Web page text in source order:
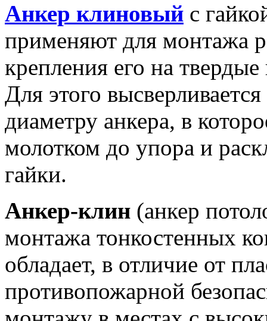
Анкер клиновый с
применяют для монтажа
крепления его на
Для этого
диаметру анкера, в
молотком до упора и
гайки.
Анкер-клин (анкер
монтажа тонкостенных
обладает, в отличие от
противопожарной